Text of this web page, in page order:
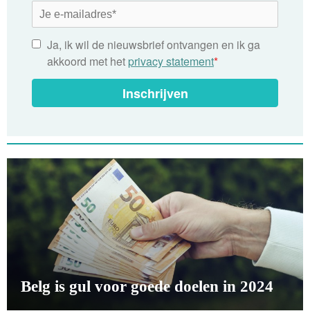
Ja, ik wil de nieuwsbrief ontvangen en ik ga
akkoord met het privacy statement*
Inschrijven
Belg is gul voor goede doelen in 2024